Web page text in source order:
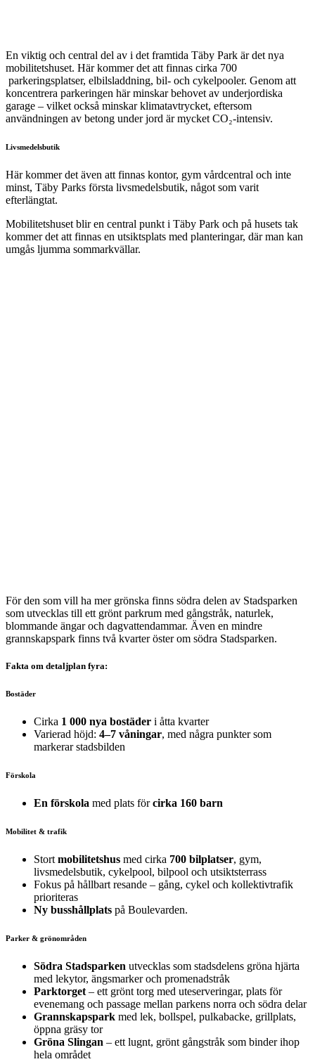
En viktig och central del av i det framtida Täby Park är det nya
mobilitetshuset. Här kommer det att finnas cirka 700
parkeringsplatser, elbilsladdning, bil- och cykelpooler. Genom att
koncentrera parkeringen här minskar behovet av underjordiska
garage – vilket också minskar klimatavtrycket, eftersom
användningen av betong under jord är mycket CO₂-intensiv.
Livsmedelsbutik
Här kommer det även att finnas kontor, gym vårdcentral och inte
minst, Täby Parks första livsmedelsbutik, något som varit
efterlängtat.
Mobilitetshuset blir en central punkt i Täby Park och på husets tak
kommer det att finnas en utsiktsplats med planteringar, där man kan
umgås ljumma sommarkvällar.
För den som vill ha mer grönska finns södra delen av Stadsparken
som utvecklas till ett grönt parkrum med gångstråk, naturlek,
blommande ängar och dagvattendammar. Även en mindre
grannskapspark finns två kvarter öster om södra Stadsparken.
Fakta om detaljplan fyra:
Bostäder
Cirka 1 000 nya bostäder i åtta kvarter
Varierad höjd: 4–7 våningar, med några punkter som
markerar stadsbilden
Förskola
En förskola med plats förcirka 160 barn
Mobilitet & trafik
Stort mobilitetshus med cirka 700 bilplatser, gym,
livsmedelsbutik, cykelpool, bilpool och utsiktsterrass
Fokus på hållbart resande – gång, cykel och kollektivtrafik
prioriteras
Ny busshållplats på Boulevarden.
Parker & grönområden
Södra Stadsparken utvecklas som stadsdelens gröna hjärta
med lekytor, ängsmarker och promenadstråk
Parktorget – ett grönt torg med uteserveringar, plats för
evenemang och passage mellan parkens norra och södra delar
Grannskapspark med lek, bollspel, pulkabacke, grillplats,
öppna gräsy tor
Gröna Slingan – ett lugnt, grönt gångstråk som binder ihop
hela området